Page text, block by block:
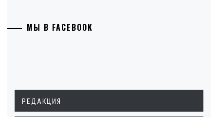
МЫ В FACEBOOK
РЕДАКЦИЯ